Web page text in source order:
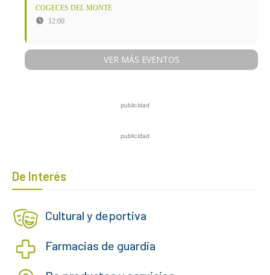
COGECES DEL MONTE
12:00
VER MÁS EVENTOS
publicidad
publicidad
De Interés
Cultural y deportiva
Farmacias de guardia